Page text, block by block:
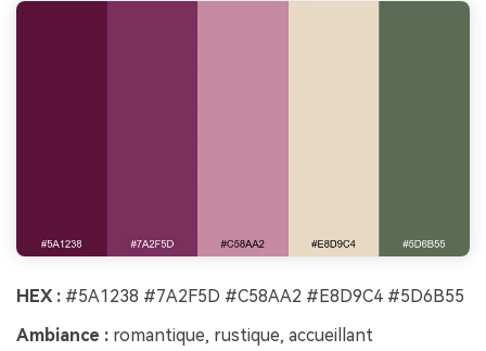
HEX : #5A1238 #7A2F5D #C58AA2 #E8D9C4 #5D6B55
Ambiance : romantique, rustique, accueillant